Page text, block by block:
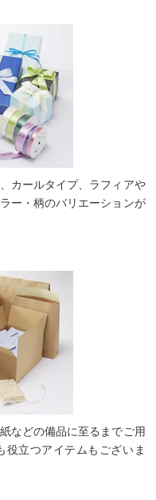
カールタイプ、ラフィアや
ー・柄のバリエーションが
などの備品に至るまでご用
役立つアイテムもございま